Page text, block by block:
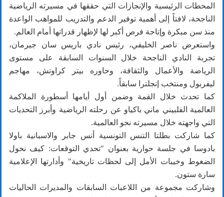
المحطات الرئيسية والإنجازات التي حققها في مسيرته الرياضية
الناجحة، لافتاً إلى أهمية توفير الدعم والتدريب للمواهب الواعدة
منذ سن مبكرة وإتاحة فرص أكبر لها لإظهار قدراتها أمام العالم.
واستعرض ناصر الخليفي، رئيس نادي باريس سان جيرمان،
تجربة النادي الناجحة خلال السنوات السابقة على مستوى
الرياضة والأعمال والثقافة، وحاوره بيتر كراوتش، مهاجم
ليفربول ومنتخب إنجلترا سابقاً.
كما تحدث خلال القمة وضمن أول أيامها أسطورة الملاكمة
العالمية الفلبيني ماني باكياو عن رحلته الرياضية وأبرز التحديات
التي واجهته خلال مسيرته نحو العالمية.
كما شاركت بطلتا التنس التونسية أنس جابر والاسبانية باولا
بادوسا في جلسة حوارية بعنوان "تحدي التوقعات: كيف نحول
الضغوط وخيبات الأمل إلى لحظات تاريخية" وأدارتها الإعلامية
سارة ستون.
وشاركت مجموعة من اللاعبات السابقات والمديرات الحاليات